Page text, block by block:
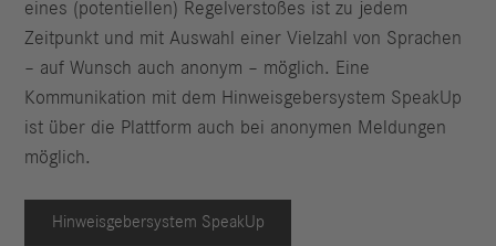
eines (potentiellen) Regelverstoßes ist zu jedem
Zeitpunkt und mit Auswahl einer Vielzahl von Sprachen
– auf Wunsch auch anonym – möglich. Eine
Kommunikation mit dem Hinweisgebersystem SpeakUp
ist über die Plattform auch bei anonymen Meldungen
möglich.
Hinweisgebersystem SpeakUp